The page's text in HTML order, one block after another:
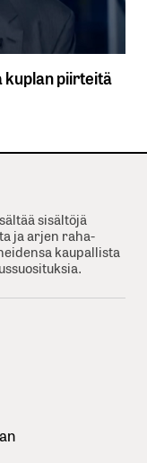
kuplan piirteitä
sisältöjä
ja arjen raha-
kaupallista